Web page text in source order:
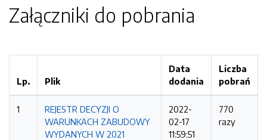
Załączniki do pobrania
Lp. Plik
Data
dodania
Liczba
pobrań
1
REJESTR DECYZJI O
WARUNKACH ZABUDOWY
WYDANYCH W 2021
2022-
02-17
11:59:51
770
razy